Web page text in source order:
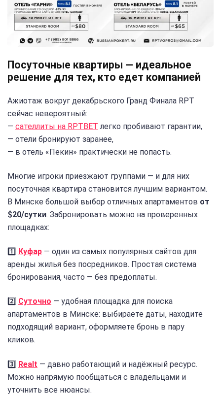
Посуточные квартиры — идеальное
решение для тех, кто едет компанией
Ажиотаж вокруг декабрьского Гранд Финала RPT
сейчас невероятный:
— сателлиты на RPTBET легко пробивают гарантии,
— отели бронируют заранее,
— в отель «Пекин» практически не попасть.
Многие игроки приезжают группами — и для них
посуточная квартира становится лучшим вариантом.
В Минске большой выбор отличных апартаментов от
$20/сутки. Забронировать можно на проверенных
площадках:
1️⃣ Куфар — один из самых популярных сайтов для
аренды жилья без посредников. Простая система
бронирования, часто — без предоплаты.
2️⃣ Суточно — удобная площадка для поиска
апартаментов в Минске: выбираете даты, находите
подходящий вариант, оформляете бронь в пару
кликов.
3️⃣ Realt — давно работающий и надёжный ресурс.
Можно напрямую пообщаться с владельцами и
уточнить все нюансы.